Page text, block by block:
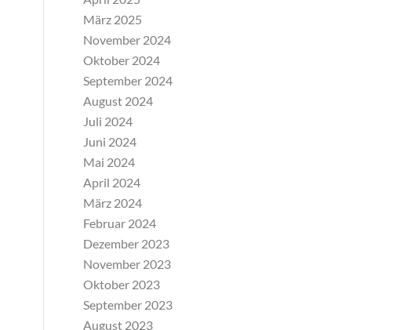
März 2025
November 2024
Oktober 2024
September 2024
August 2024
Juli 2024
Juni 2024
Mai 2024
April 2024
März 2024
Februar 2024
Dezember 2023
November 2023
Oktober 2023
September 2023
August 2023